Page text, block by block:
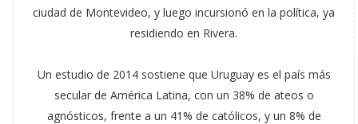
ciudad de Montevideo, y luego incursionó en la política, ya
residiendo en Rivera.
Un estudio de 2014 sostiene que Uruguay es el país más
secular de América Latina, con un 38% de ateos o
agnósticos, frente a un 41% de católicos, y un 8% de